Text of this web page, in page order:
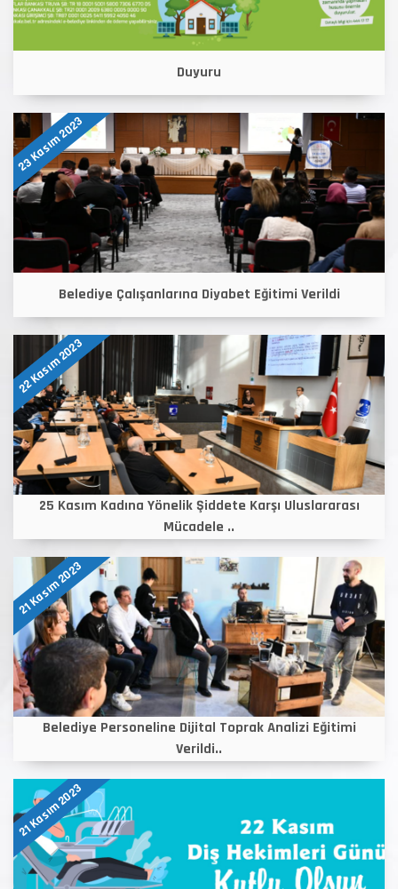
Duyuru
23 Kasım 2023
Belediye Çalışanlarına Diyabet Eğitimi Verildi
22 Kasım 2023
25 Kasım Kadına Yönelik Şiddete Karşı Uluslararası
Mücadele ..
21 Kasım 2023
Belediye Personeline Dijital Toprak Analizi Eğitimi
Verildi..
21 Kasım 2023